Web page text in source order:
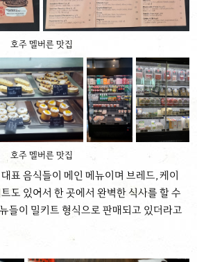
호주 멜버른 맛집
호주 멜버른 맛집
표 음식들이 메인 메뉴이며 브레드, 케이
도 있어서 한 곳에서 완벽한 식사를 할 수
들이 밀키트 형식으로 판매되고 있더라고